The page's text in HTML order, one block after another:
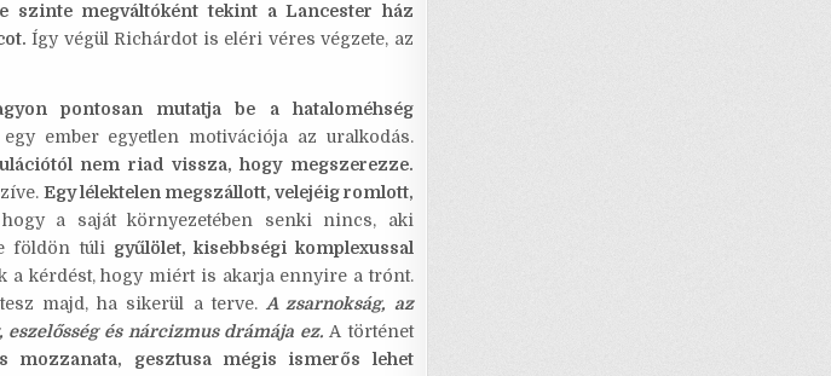
szinte megváltóként tekint a Lancester ház
Így végül Richárdot is eléri véres végzete, az
pontosan mutatja be a hataloméhség
ember egyetlen motivációja az uralkodás.
nem riad vissza, hogy megszerezze.
Egy lélektelen megszállott, velejéig romlott,
a saját környezetében senki nincs, aki
földön túli gyűlölet, kisebbségi komplexussal
a kérdést, hogy miért is akarja ennyire a trónt.
majd, ha sikerül a terve.A zsarnokság, az
és nárcizmus drámája ez.A történet
mozzanata, gesztusa mégis ismerős lehet